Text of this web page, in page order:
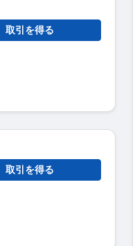
取引を得る
取引を得る